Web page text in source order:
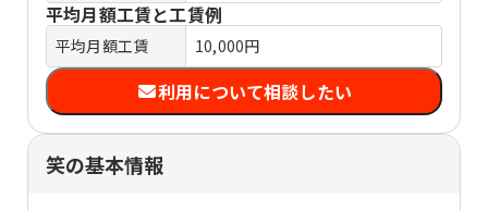
平均月額工賃と工賃例
平均月額工賃 10,000円
利用について相談したい
笑の基本情報